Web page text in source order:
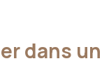
dans un